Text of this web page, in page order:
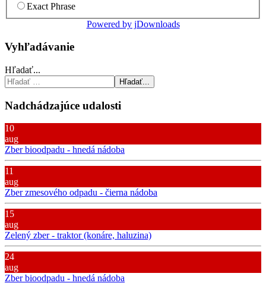
Exact Phrase
Powered by jDownloads
Vyhľadávanie
Hľadať...
Hľadať...
Nadchádzajúce udalosti
10
aug
Zber bioodpadu - hnedá nádoba
11
aug
Zber zmesového odpadu - čierna nádoba
15
aug
Zelený zber - traktor (konáre, haluzina)
24
aug
Zber bioodpadu - hnedá nádoba